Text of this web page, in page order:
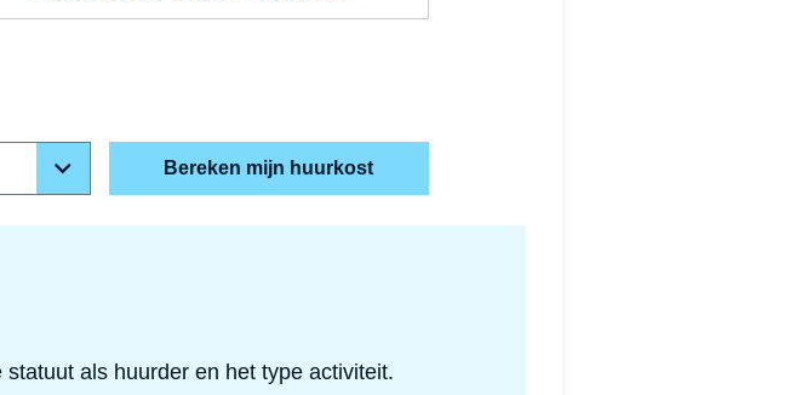
Bereken mijn huurkost
als huurder en het type activiteit.